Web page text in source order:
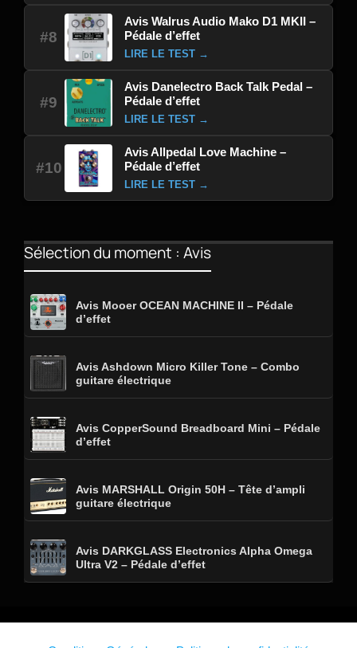
#8
Avis Walrus Audio Mako D1 MKII –
Pédale d’effet
LIRE LE TEST →
#9
Avis Danelectro Back Talk Pedal –
Pédale d’effet
LIRE LE TEST →
#10
Avis Allpedal Love Machine –
Pédale d’effet
LIRE LE TEST →
Sélection du moment : Avis
Avis Mooer OCEAN MACHINE II – Pédale
d’effet
Avis Ashdown Micro Killer Tone – Combo
guitare électrique
Avis CopperSound Breadboard Mini – Pédale
d’effet
Avis MARSHALL Origin 50H – Tête d’ampli
guitare électrique
Avis DARKGLASS Electronics Alpha Omega
Ultra V2 – Pédale d’effet